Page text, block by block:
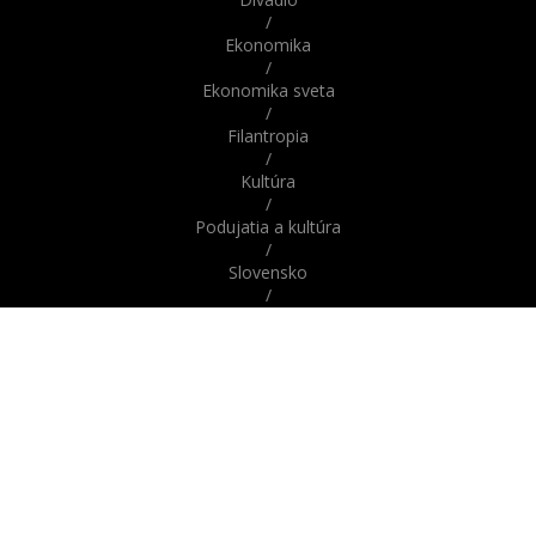
/
Ekonomika
/
Ekonomika sveta
/
Filantropia
/
Kultúra
/
Podujatia a kultúra
/
Slovensko
/